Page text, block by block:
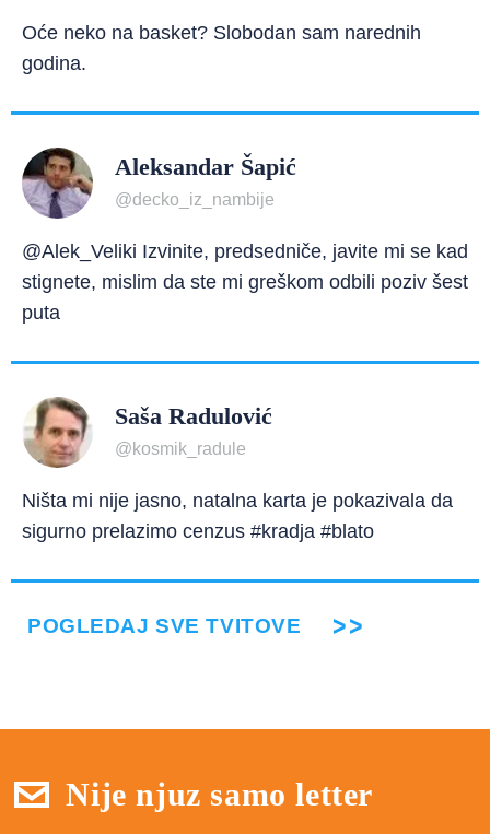
Oće neko na basket? Slobodan sam narednih
godina.
Aleksandar Šapić
@decko_iz_nambije
@Alek_Veliki Izvinite, predsedniče, javite mi se kad
stignete, mislim da ste mi greškom odbili poziv šest
puta
Saša Radulović
@kosmik_radule
Ništa mi nije jasno, natalna karta je pokazivala da
sigurno prelazimo cenzus #kradja #blato
POGLEDAJ SVE TVITOVE
Nije njuz samo letter